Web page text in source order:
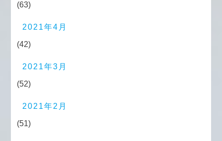
(63)
2021年4月
(42)
2021年3月
(52)
2021年2月
(51)